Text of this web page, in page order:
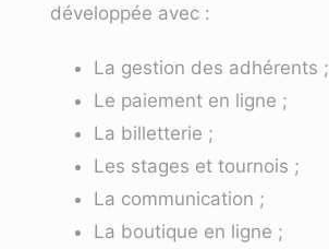
développée avec :
La gestion des adhérents ;
Le paiement en ligne ;
La billetterie ;
Les stages et tournois ;
La communication ;
La boutique en ligne ;